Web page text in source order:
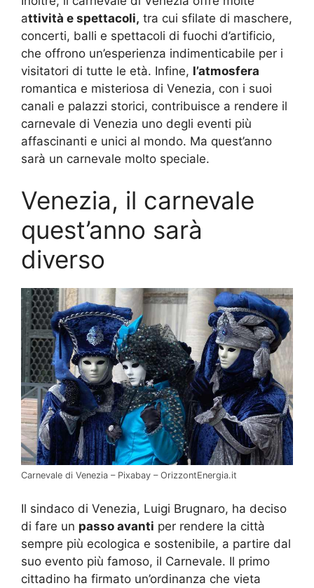
attività e spettacoli, tra cui sfilate di maschere,
concerti, balli e spettacoli di fuochi d’artificio,
che offrono un’esperienza indimenticabile per i
visitatori di tutte le età. Infine, l’atmosfera
romantica e misteriosa di Venezia, con i suoi
canali e palazzi storici, contribuisce a rendere il
carnevale di Venezia uno degli eventi più
affascinanti e unici al mondo. Ma quest’anno
sarà un carnevale molto speciale.
Venezia, il carnevale
quest’anno sarà
diverso
Carnevale di Venezia – Pixabay – OrizzontEnergia.it
Il sindaco di Venezia, Luigi Brugnaro, ha deciso
di fare un passo avanti per rendere la città
sempre più ecologica e sostenibile, a partire dal
suo evento più famoso, il Carnevale. Il primo
cittadino ha firmato un’ordinanza che vieta